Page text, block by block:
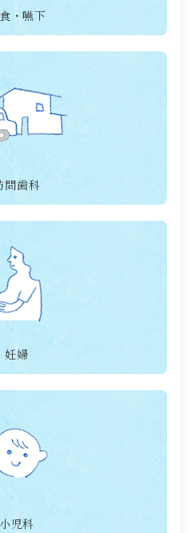
・嚥下
問歯科
妊婦
小児科